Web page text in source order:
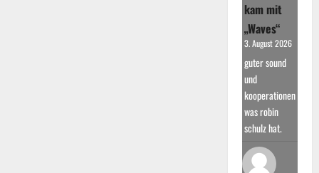
kam mit
„Waves“
3. August 2026
guter sound
und
kooperationen
was robin
schulz hat.